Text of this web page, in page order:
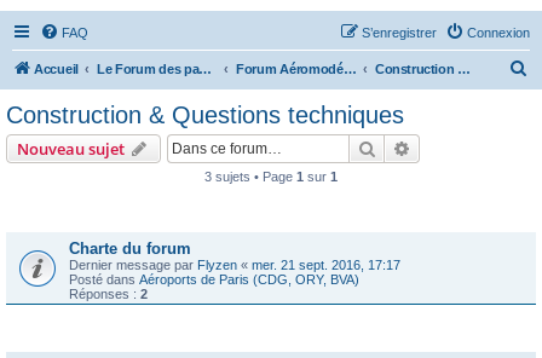
FAQ Connexion
S’enregistrer
Accueil Le Forum des passionnés d'aviation Forum Aéromodélisme Construction & Questions techniques
Construction & Questions techniques
Nouveau sujet Rechercher
3 sujets • Page 1 sur 1
Charte du forum
Dernier message par Flyzen « mer. 21 sept. 2016, 17:17
Posté dans Aéroports de Paris (CDG, ORY, BVA)
Réponses : 2